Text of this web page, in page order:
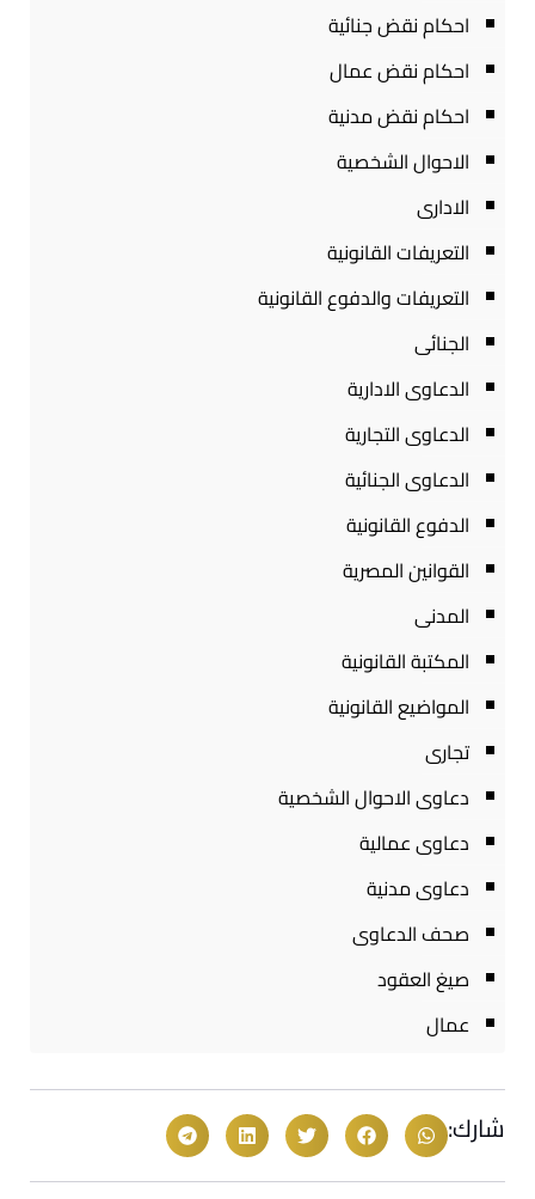
احكام نقض جنائية
احكام نقض عمال
احكام نقض مدنية
الاحوال الشخصية
الادارى
التعريفات القانونية
التعريفات والدفوع القانونية
الجنائى
الدعاوى الادارية
الدعاوى التجارية
الدعاوى الجنائية
الدفوع القانونية
القوانين المصرية
المدنى
المكتبة القانونية
المواضيع القانونية
تجارى
دعاوى الاحوال الشخصية
دعاوى عمالية
دعاوى مدنية
صحف الدعاوى
صيغ العقود
عمال
شارك: